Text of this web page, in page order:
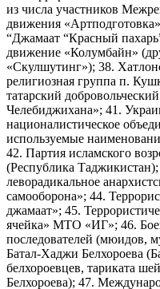
из числа участников
движения
“Джамаат “Красный
движение «Колумбайн»
«Скулшутинг»); 38.
религиозная группа п.
татарский
Челебиджихана»; 41.
националистическое
используемые
42. Партия исламского
(Республика
леворадикальное
самооборона»; 44.
джамаат»; 45.
ячейка» МТО «ИГ»; 46.
последователей (мюидов,
Батал-Хаджи Белхороева
белхороевцев, тариката
Белхороева); 47.